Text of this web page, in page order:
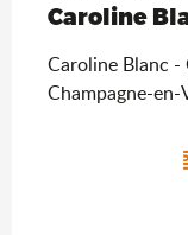
Caroline
Caroline Blanc -
Champagne-en-